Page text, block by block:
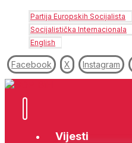
Partija Europskih Socijalista
Socijalistička Internacionala
English
Facebook X Instagram
Vijesti